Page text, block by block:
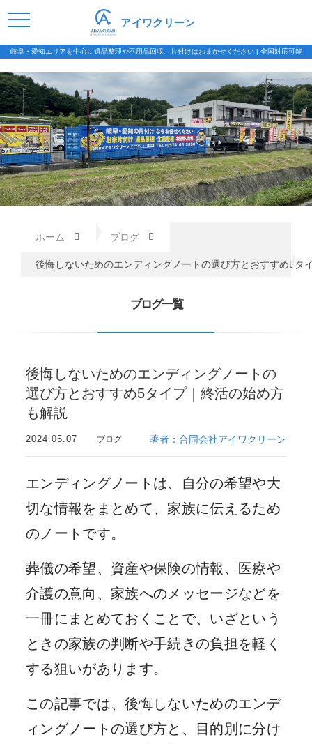
岐阜・愛知エリアを中心に遺品整理や不用品回収、片付けはおまかせください | 全国対応可能
アイワクリーン
ホーム ブログ
後悔しないためのエンディングノートの選び方とおすすめ5タ
ブログ一覧
後悔しないためのエンディングノートの
選び方とおすすめ5タイプ｜終活の始め方
も解説
2024.05.07 ブログ 著者：合同会社アイワクリーン
エンディングノートは、自分の希望や大
切な情報をまとめて、家族に伝えるため
のノートです。
葬儀の希望、資産や保険の情報、医療や
介護の意向、家族へのメッセージなどを
一冊にまとめておくことで、いざという
ときの家族の判断や手続きの負担を軽く
する狙いがあります。
この記事では、後悔しないためのエンデ
ィングノートの選び方と、目的別に分け